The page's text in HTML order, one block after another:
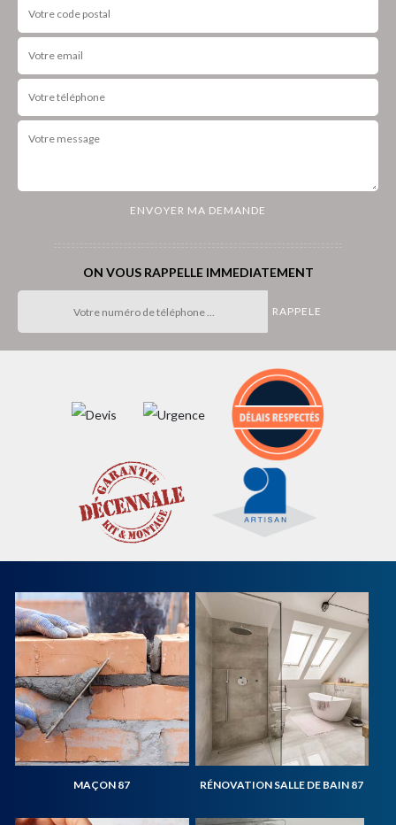
ON VOUS RAPPELLE IMMEDIATEMENT
MAÇON 87 RÉNOVATION SALLE DE BAIN 87